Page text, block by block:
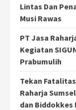
Lintas Dan
Musi Rawas
PT Jasa
Kegiatan
Prabumulih
Tekan
Raharja
dan Biddokkes